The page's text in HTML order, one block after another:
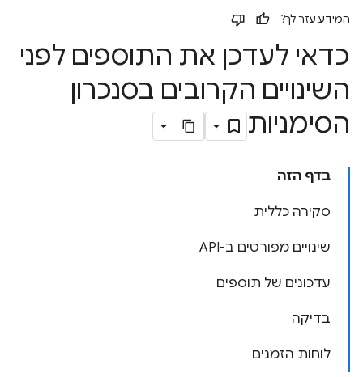
המידע עזר לך?
כדאי לעדכן את התוספים לפני
השינויים הקרובים בסנכרון
הסימניות
בדף הזה
סקירה כללית
שינויים מפורטים ב-API
עדכונים של תוספים
בדיקה
לוחות הזמנים